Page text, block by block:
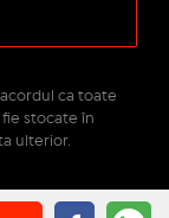
acordul ca toate
stocate în
ulterior.
- Anunțuri